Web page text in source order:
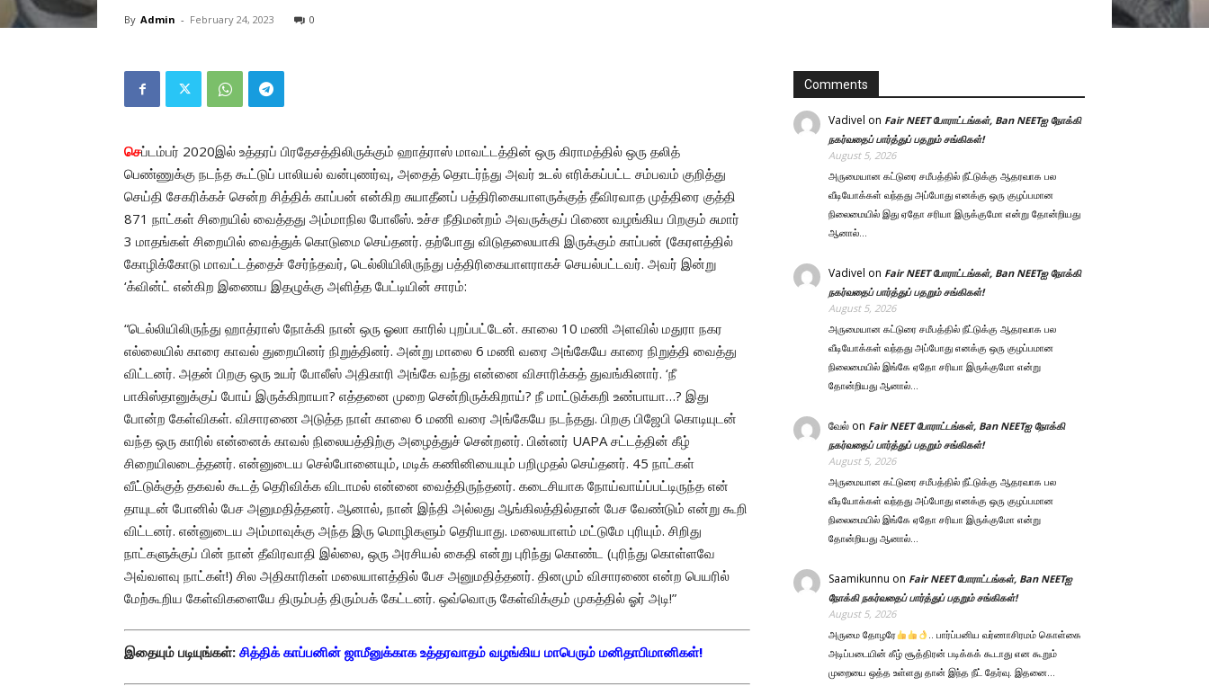
By Admin - February 24, 2023 0
செப்டம்பர் 2020இல் உத்தரப் பிரதேசத்திலிருக்கும் ஹாத்ராஸ் மாவட்டத்தின் ஒரு கிராமத்தில் ஒரு தலித்
பெண்ணுக்கு நடந்த கூட்டுப் பாலியல் வன்புணர்வு, அதைத் தொடர்ந்து அவர் உடல் எரிக்கப்பட்ட சம்பவம் குறித்து
செய்தி சேகரிக்கச் சென்ற சித்திக் காப்பன் என்கிற சுயாதீனப் பத்திரிகையாளருக்குத் தீவிரவாத முத்திரை குத்தி
871 நாட்கள் சிறையில் வைத்தது அம்மாநில போலீஸ். உச்ச நீதிமன்றம் அவருக்குப் பிணை வழங்கிய பிறகும் சுமார்
3 மாதங்கள் சிறையில் வைத்துக் கொடுமை செய்தனர். தற்போது விடுதலையாகி இருக்கும் காப்பன் (கேரளத்தில்
கோழிக்கோடு மாவட்டத்தைச் சேர்ந்தவர், டெல்லியிலிருந்து பத்திரிகையாளராகச் செயல்பட்டவர். அவர் இன்று
‘க்வின்ட் என்கிற இணைய இதழுக்கு அளித்த பேட்டியின் சாரம்:
“டெல்லியிலிருந்து ஹாத்ராஸ் நோக்கி நான் ஒரு ஓலா காரில் புறப்பட்டேன். காலை 10 மணி அளவில் மதுரா நகர
எல்லையில் காரை காவல் துறையினர் நிறுத்தினர். அன்று மாலை 6 மணி வரை அங்கேயே காரை நிறுத்தி வைத்து
விட்டனர். அதன் பிறகு ஒரு உயர் போலீஸ் அதிகாரி அங்கே வந்து என்னை விசாரிக்கத் துவங்கினார். ‘நீ
பாகிஸ்தானுக்குப் போய் இருக்கிறாயா? எத்தனை முறை சென்றிருக்கிறாய்? நீ மாட்டுக்கறி உண்பாயா…? இது
போன்ற கேள்விகள். விசாரணை அடுத்த நாள் காலை 6 மணி வரை அங்கேயே நடந்தது. பிறகு பிஜேபி கொடியுடன்
வந்த ஒரு காரில் என்னைக் காவல் நிலையத்திற்கு அழைத்துச் சென்றனர். பின்னர் UAPA சட்டத்தின் கீழ்
சிறையிலடைத்தனர். என்னுடைய செல்போனையும், மடிக் கணினியையும் பறிமுதல் செய்தனர். 45 நாட்கள்
வீட்டுக்குத் தகவல் கூடத் தெரிவிக்க விடாமல் என்னை வைத்திருந்தனர். கடைசியாக நோய்வாய்ப்பட்டிருந்த என்
தாயுடன் போனில் பேச அனுமதித்தனர். ஆனால், நான் இந்தி அல்லது ஆங்கிலத்தில்தான் பேச வேண்டும் என்று கூறி
விட்டனர். என்னுடைய அம்மாவுக்கு அந்த இரு மொழிகளும் தெரியாது. மலையாளம் மட்டுமே புரியும். சிறிது
நாட்களுக்குப் பின் நான் தீவிரவாதி இல்லை, ஒரு அரசியல் கைதி என்று புரிந்து கொண்ட (புரிந்து கொள்ளவே
அவ்வளவு நாட்கள்!) சில அதிகாரிகள் மலையாளத்தில் பேச அனுமதித்தனர். தினமும் விசாரணை என்ற பெயரில்
மேற்கூறிய கேள்விகளையே திரும்பத் திரும்பக் கேட்டனர். ஒவ்வொரு கேள்விக்கும் முகத்தில் ஓர் அடி!”
இதையும் படியுங்கள்: சித்திக் காப்பனின் ஜாமீனுக்காக உத்தரவாதம் வழங்கிய மாபெரும் மனிதாபிமானிகள்!
Comments
Vadivel on Fair NEET போராட்டங்கள், Ban NEETஐ நோக்கி
நகர்வதைப் பார்த்துப் பதறும் சங்கிகள்!
August 5, 2026
அருமையான கட்டுரை சமீபத்தில் நீட்டுக்கு ஆதரவாக பல
வீடியோக்கள் வந்தது அப்போது எனக்கு ஒரு குழப்பமான
நிலைமையில் இது ஏதோ சரியா இருக்குமோ என்று தோன்றியது
ஆனால்…
Vadivel on Fair NEET போராட்டங்கள், Ban NEETஐ நோக்கி
நகர்வதைப் பார்த்துப் பதறும் சங்கிகள்!
August 5, 2026
அருமையான கட்டுரை சமீபத்தில் நீட்டுக்கு ஆதரவாக பல
வீடியோக்கள் வந்தது அப்போது எனக்கு ஒரு குழப்பமான
நிலைமையில் இங்கே ஏதோ சரியா இருக்குமோ என்று
தோன்றியது ஆனால்…
வேல் on Fair NEET போராட்டங்கள், Ban NEETஐ நோக்கி
நகர்வதைப் பார்த்துப் பதறும் சங்கிகள்!
August 5, 2026
அருமையான கட்டுரை சமீபத்தில் நீட்டுக்கு ஆதரவாக பல
வீடியோக்கள் வந்தது அப்போது எனக்கு ஒரு குழப்பமான
நிலைமையில் இங்கே ஏதோ சரியா இருக்குமோ என்று
தோன்றியது ஆனால்…
Saamikunnu on Fair NEET போராட்டங்கள், Ban NEETஐ
நோக்கி நகர்வதைப் பார்த்துப் பதறும் சங்கிகள்!
August 5, 2026
அருமை தோழரே
.. பார்ப்பனிய வர்ணாசிரமம் கொள்கை
அடிப்படையின் கீழ் சூத்திரன் படிக்கக் கூடாது என கூறும்
முறையை ஒத்த உள்ளது தான் இந்த நீட் தேர்வு. இதனை…